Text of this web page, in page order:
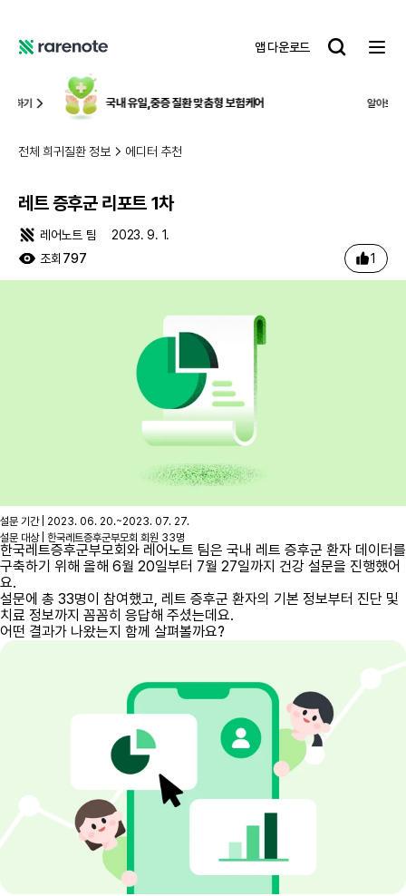
노
앱 다운로드
레
트
국내 유일,중증 질환 맞춤형 보험케어
전체 희귀질환 정보 에디터 추천
레트 증후군 리포트 1차
레어노트 팀
2023. 9. 1.
조회 797 1
설문 기간 | 2023. 06. 20.~2023. 07. 27.
설문 대상 | 한국레트증후군부모회 회원 33명
한국레트증후군부모회와 레어노트 팀은 국내 레트 증후군 환자 데이터를
구축하기 위해 올해 6월 20일부터 7월 27일까지 건강 설문을 진행했어
요.
설문에 총 33명이 참여했고, 레트 증후군 환자의 기본 정보부터 진단 및
치료 정보까지 꼼꼼히 응답해 주셨는데요.
어떤 결과가 나왔는지 함께 살펴볼까요?